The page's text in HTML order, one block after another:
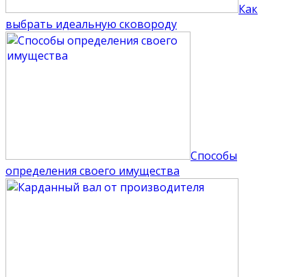
Как
выбрать идеальную сковороду
Способы
определения своего имущества